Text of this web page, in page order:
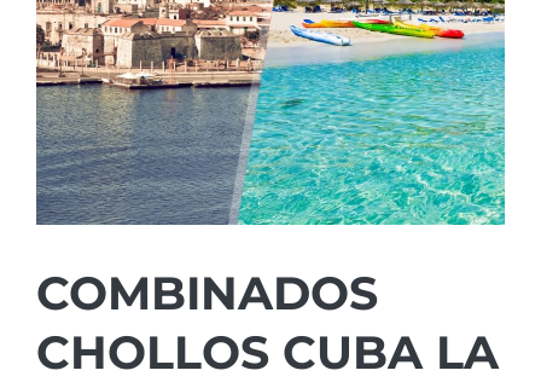
COMBINADOS
CHOLLOS CUBA LA